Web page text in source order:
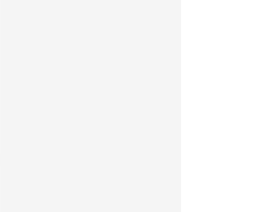
716
717
718
line 719
line 720